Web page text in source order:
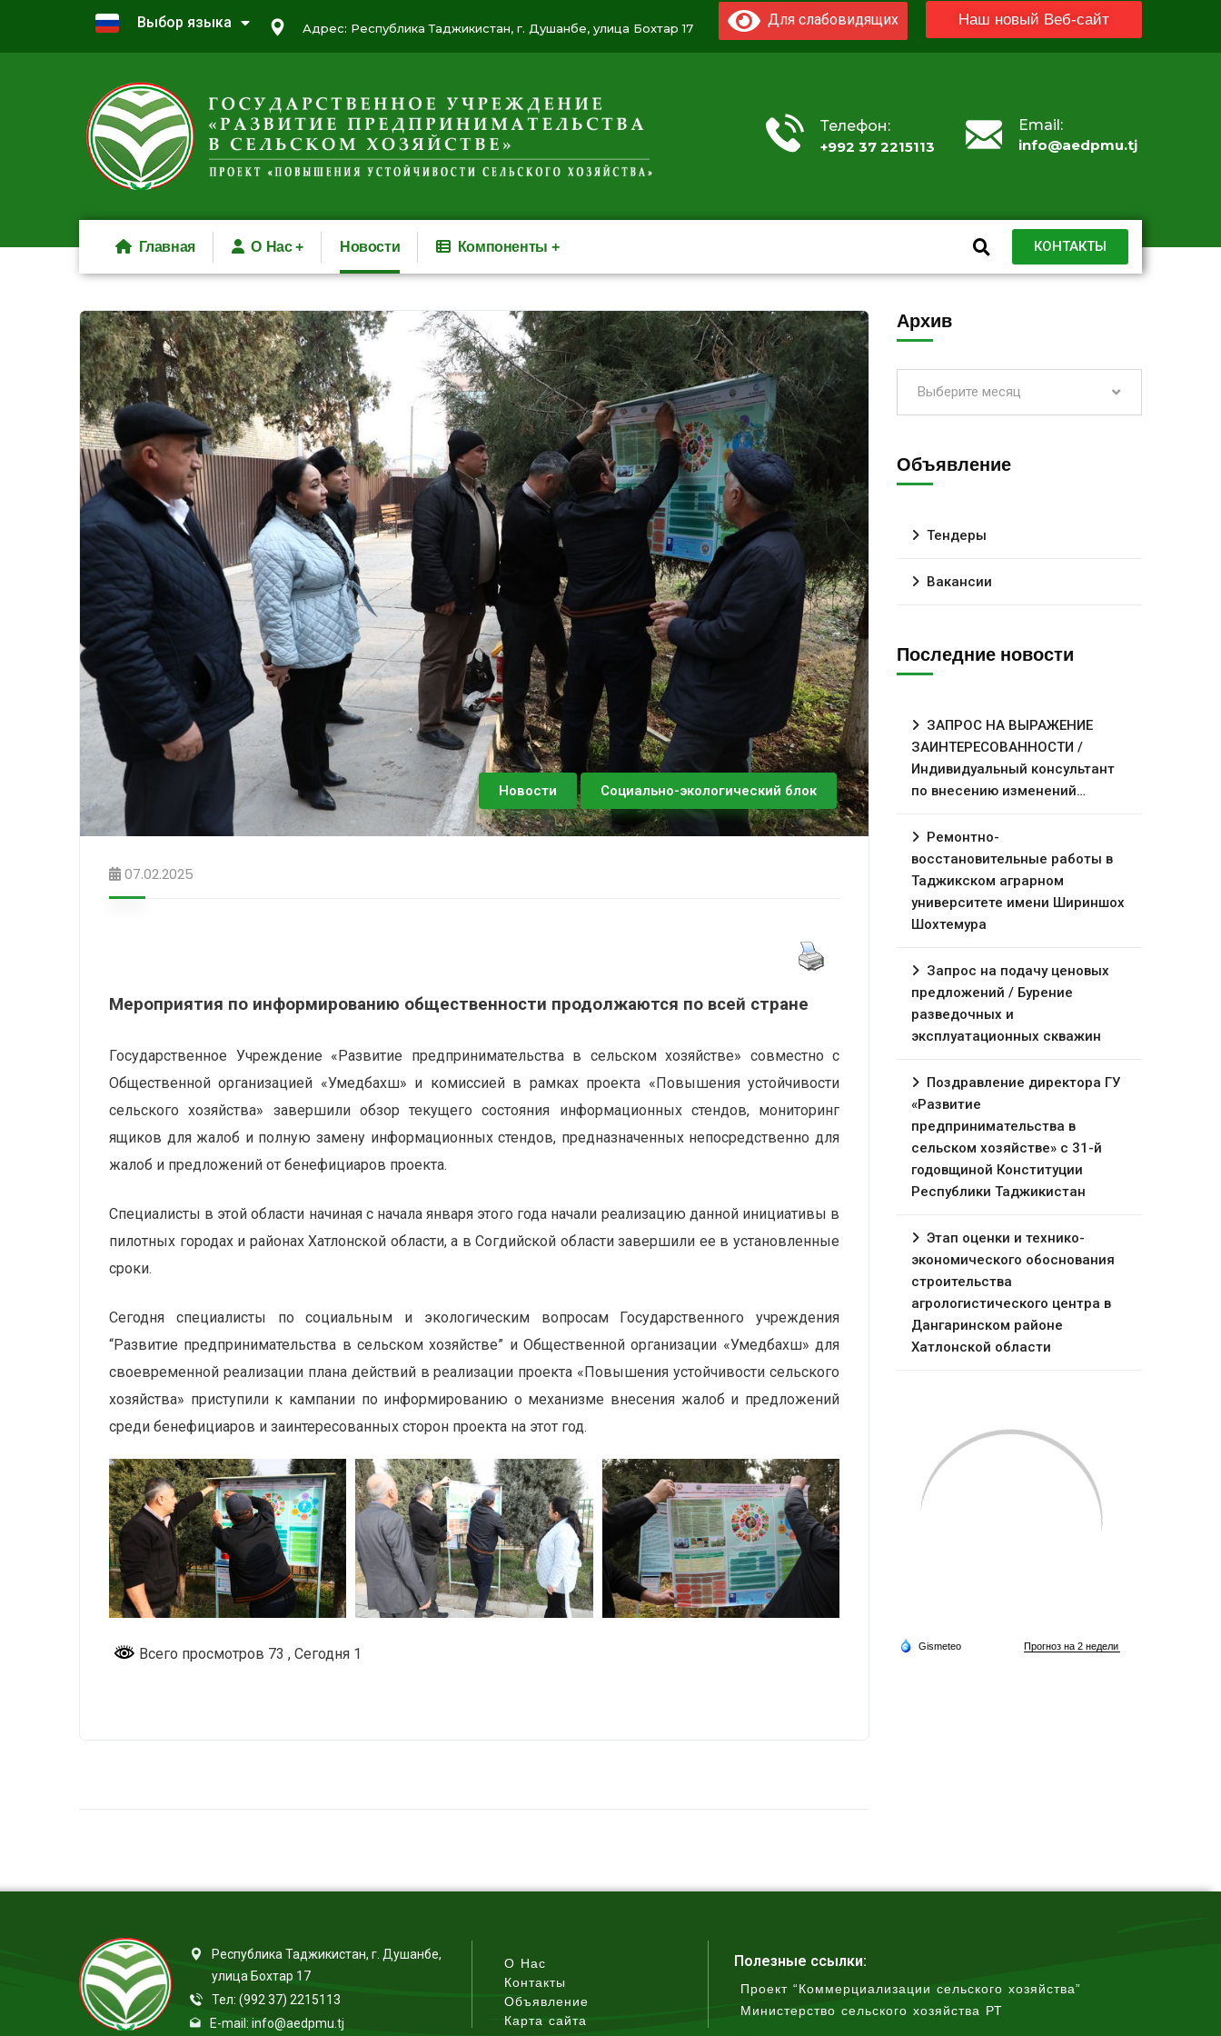
Выбор языка Адрес: Республика Таджикистан, г. Душанбе, улица Бохтар 17
Для слабовидящих Наш новый Веб-сайт
Телефон:
+992 37 2215113
Email:
info@aedpmu.tj
Главная О Нас Новости Компоненты КОНТАКТЫ
Новости Социально-экологический блок
07.02.2025
Мероприятия по информированию общественности продолжаются по всей стране
Государственное Учреждение «Развитие предпринимательства в сельском хозяйстве» совместно с
Общественной организацией «Умедбахш» и комиссией в рамках проекта «Повышения устойчивости
сельского хозяйства» завершили обзор текущего состояния информационных стендов, мониторинг
ящиков для жалоб и полную замену информационных стендов, предназначенных непосредственно для
жалоб и предложений от бенефициаров проекта.
Специалисты в этой области начиная с начала января этого года начали реализацию данной инициативы в
пилотных городах и районах Хатлонской области, а в Согдийской области завершили ее в установленные
сроки.
Сегодня специалисты по социальным и экологическим вопросам Государственного учреждения
“Развитие предпринимательства в сельском хозяйстве” и Общественной организации «Умедбахш» для
своевременной реализации плана действий в реализации проекта «Повышения устойчивости сельского
хозяйства» приступили к кампании по информированию о механизме внесения жалоб и предложений
среди бенефициаров и заинтересованных сторон проекта на этот год.
Всего просмотров 73 , Сегодня 1
Архив
Выберите месяц
Объявление
Тендеры
Вакансии
Последние новости
ЗАПРОС НА ВЫРАЖЕНИЕ
ЗАИНТЕРЕСОВАННОСТИ /
Индивидуальный консультант
по внесению изменений…
Ремонтно-
восстановительные работы в
Таджикском аграрном
университете имени Шириншох
Шохтемура
Запрос на подачу ценовых
предложений / Бурение
разведочных и
эксплуатационных скважин
Поздравление директора ГУ
«Развитие
предпринимательства в
сельском хозяйстве» с 31-й
годовщиной Конституции
Республики Таджикистан
Этап оценки и технико-
экономического обоснования
строительства
агрологистического центра в
Дангаринском районе
Хатлонской области
Республика Таджикистан, г. Душанбе,
улица Бохтар 17
Тел: (992 37) 2215113
E-mail: info@aedpmu.tj
О Нас
Контакты
Объявление
Карта сайта
Полезные ссылки:
Проект “Коммерциализации сельского хозяйства”
Министерство сельского хозяйства РТ